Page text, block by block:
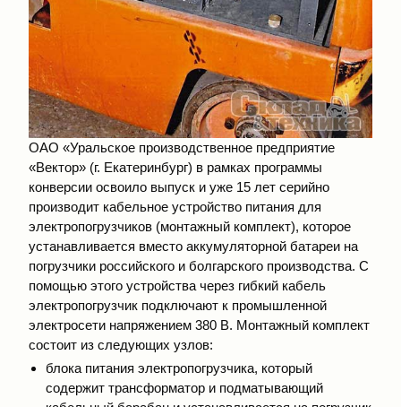
ОАО «Уральское производственное предприятие
«Вектор» (г. Екатеринбург) в рамках программы
конверсии освоило выпуск и уже 15 лет серийно
производит кабельное устройство питания для
электропогрузчиков (монтажный комплект), которое
устанавливается вместо аккумуляторной батареи на
погрузчики российского и болгарского производства. С
помощью этого устройства через гибкий кабель
электропогрузчик подключают к промышленной
электросети напряжением 380 В. Монтажный комплект
состоит из следующих узлов:
блока питания электропогрузчика, который
содержит трансформатор и подматывающий